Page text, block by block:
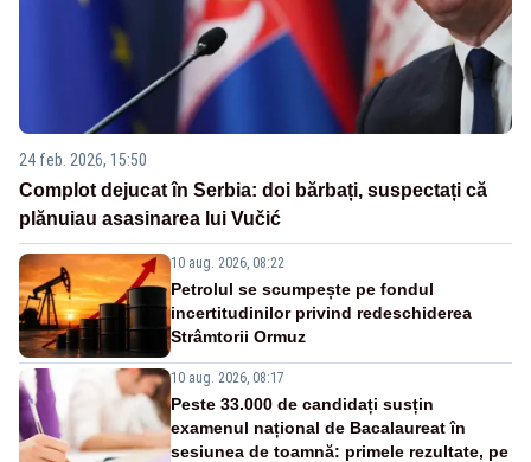
24 feb. 2026, 15:50
Complot dejucat în Serbia: doi bărbați, suspectați că
plănuiau asasinarea lui Vučić
10 aug. 2026, 08:22
Petrolul se scumpește pe fondul
incertitudinilor privind redeschiderea
Strâmtorii Ormuz
10 aug. 2026, 08:17
Peste 33.000 de candidați susțin
examenul național de Bacalaureat în
sesiunea de toamnă: primele rezultate, pe